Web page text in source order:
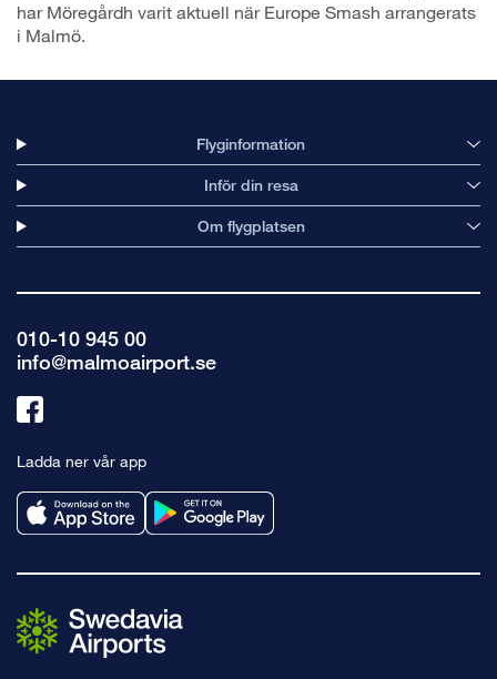
har Möregårdh varit aktuell när Europe Smash arrangerats
i Malmö.
Flyginformation
Inför din resa
Om flygplatsen
010-10 945 00
info@malmoairport.se
facebook
Ladda ner vår app